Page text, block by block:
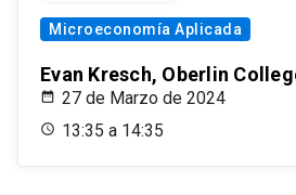
Microeconomía Aplicada
Evan Kresch, Oberlin
27 de Marzo de 2024
13:35 a 14:35